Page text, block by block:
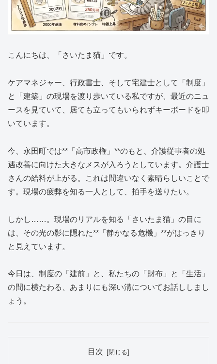
こんにちは、「さいたま猫」です。
ケアマネジャー、行政書士、そして宅建士として「制度」
と「建築」の現場を渡り歩いている私ですが、最近のニュ
ースを見ていて、居ても立ってもいられずキーボードを叩
いています。
今、永田町では**「高市政権」**のもと、介護従事者の処
遇改善に向けた大きなメスが入ろうとしています。介護士
さんの給料が上がる。これは間違いなく素晴らしいことで
す。現場の疲弊を知る一人として、拍手を送りたい。
しかし……。現場のリアルを知る「さいたま猫」の目に
は、その光の影に隠れた**「静かなる危機」**がはっきり
と見えています。
今日は、制度の「建前」と、私たちの「財布」と「生活」
の間に横たわる、あまりにも深い溝についてお話ししまし
ょう。
目次